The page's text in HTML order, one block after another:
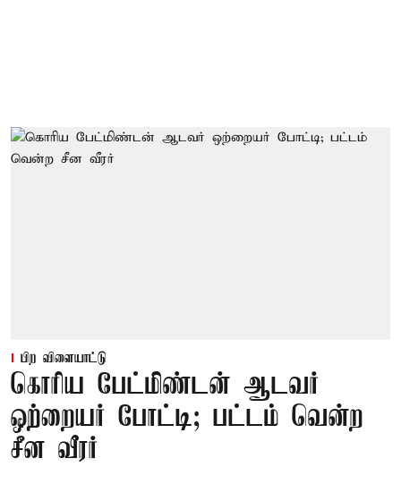
பிற விளையாட்டு
கொரிய பேட்மிண்டன் ஆடவர்
ஒற்றையர் போட்டி; பட்டம் வென்ற
சீன வீரர்